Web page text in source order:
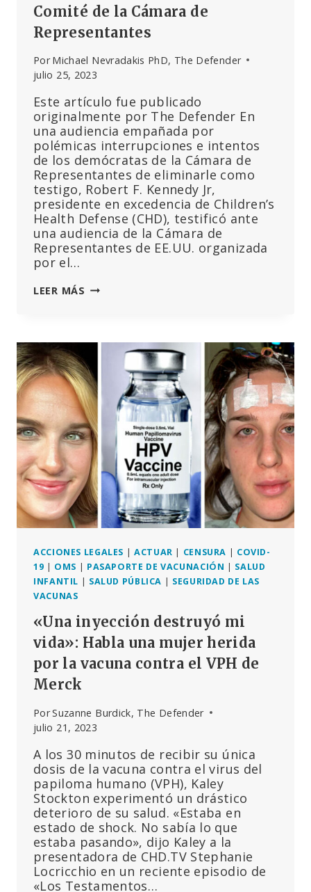
Comité de la Cámara de
Representantes
Por Michael Nevradakis PhD, The Defender
julio 25, 2023
Este artículo fue publicado
originalmente por The Defender En
una audiencia empañada por
polémicas interrupciones e intentos
de los demócratas de la Cámara de
Representantes de eliminarle como
testigo, Robert F. Kennedy Jr,
presidente en excedencia de Children’s
Health Defense (CHD), testificó ante
una audiencia de la Cámara de
Representantes de EE.UU. organizada
por el…
LEER MÁS UNA
CENSURAR,
ESTÁS
EN
EL
CAMINO
HACIA
LA
DISTOPÍA
Y
EL
TOTALITARISMO»,
DIJO
JR.
A
UN
LA
CÁMARA
REPRESENTANTES
ACCIONES LEGALES | ACTUAR | CENSURA | COVID-
19 | OMS | PASAPORTE DE VACUNACIÓN | SALUD
INFANTIL | SALUD PÚBLICA | SEGURIDAD DE LAS
VACUNAS
«Una inyección destruyó mi
vida»: Habla una mujer herida
por la vacuna contra el VPH de
Merck
PorSuzanne Burdick, The Defender
julio 21, 2023
A los 30 minutos de recibir su única
dosis de la vacuna contra el virus del
papiloma humano (VPH), Kaley
Stockton experimentó un drástico
deterioro de su salud. «Estaba en
estado de shock. No sabía lo que
estaba pasando», dijo Kaley a la
presentadora de CHD.TV Stephanie
Locricchio en un reciente episodio de
«Los Testamentos…